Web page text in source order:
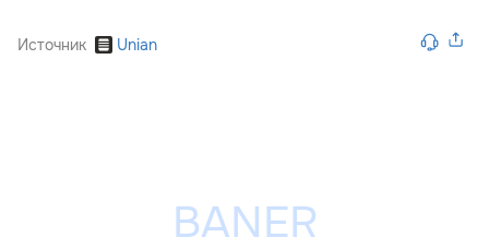
Источник Unian